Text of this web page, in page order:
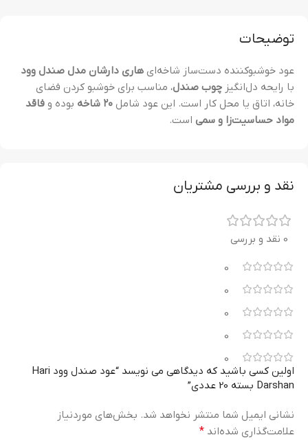
توضیحات
عود خوشبوکننده دست‌ساز شاخه‌ای هاری دارشان مدل صندل وود
با رایحه دل‌انگیز چوب صندل، مناسب برای خوشبو کردن فضای
خانه، اتاق یا محل کار است. این عود شامل ۲۰ شاخه بوده و فاقد
مواد حساسیت‌زا و سمی است.
نقد و بررسی مشتریان
0 نقد و بررسی
0
0
0
0
0
اولین کسی باشید که دیدگاهی می نویسد “عود صندل وود Hari
Darshan بسته 20 عددی”
نشانی ایمیل شما منتشر نخواهد شد. بخش‌های موردنیاز
علامت‌گذاری شده‌اند *